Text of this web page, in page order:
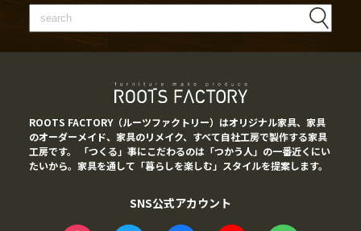
ROOTS FACTORY（ルーツファクトリー）はオリジナル家具、家具
のオーダーメイド、家具のリメイク、すべて自社工房で製作する家具
工房です。 「つくる」事にこだわるのは「つかう人」の一番近くにい
たいから。家具を通して「暮らしを楽しむ」スタイルを提案します。
SNS公式アカウント